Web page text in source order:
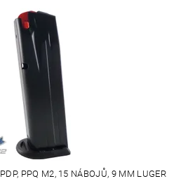
PPQ M2, 15 NÁBOJŮ, 9 MM LUGER